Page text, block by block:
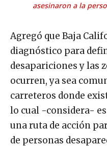
asesinaron a la
Agregó que Baja
diagnóstico para
desapariciones y las
ocurren, ya sea
carreteros donde
lo cual -considera-
una ruta de acción
de personas